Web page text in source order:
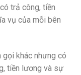
trả công, tiền
vụ của mỗi bên
gọi khác nhưng có
tiền lương và sự